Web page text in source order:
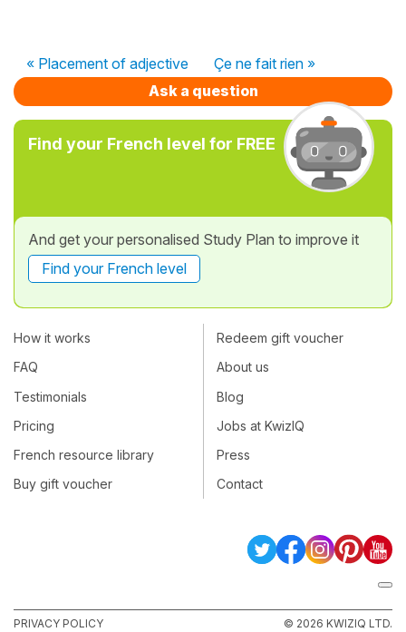
« Placement of adjective
Çe ne fait rien »
Ask a question
Find your French level for FREE
And get your personalised Study Plan to improve it
Find your French level
How it works
FAQ
Testimonials
Pricing
French resource library
Buy gift voucher
Redeem gift voucher
About us
Blog
Jobs at KwizIQ
Press
Contact
PRIVACY POLICY © 2026 KWIZIQ LTD.